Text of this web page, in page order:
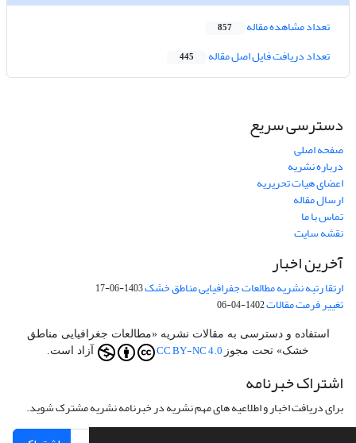
تعداد مشاهده مقاله 857
تعداد دریافت فایل اصل مقاله 445
دسترسی سریع
صفحه اصلی
درباره نشریه
اعضای هیات تحریریه
ارسال مقاله
تماس با ما
نقشه سایت
آخرین اخبار
ارتقا رتبه نشریه مطالعات جفرافیایی مناطق خشک1403-06-17
تغییر فرمت مقالات1402-04-06
استفاده و دسترسی به مقالات نشریه «مطالعات جغرافیایی مناطق
خشک» تحت مجوز CC BY-NC 4.0 آزاد است.
اشتراک خبرنامه
برای دریافت اخبار و اطلاعیه های مهم نشریه در خبرنامه نشریه مشترک شوید.